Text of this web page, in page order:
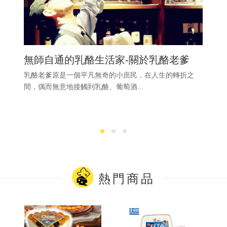
無師自通的乳酪生活家-關於乳酪老爹
乳酪老爹原是一個平凡無奇的小庶民，在人生的轉折之
間，偶而無意地接觸到乳酪、葡萄酒...
熱門商品